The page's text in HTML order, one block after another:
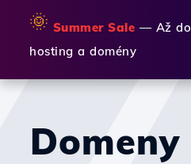
🌞 Summer Sale — Až do
hosting a domény
Domeny